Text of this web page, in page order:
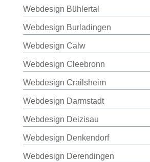
Webdesign Bühlertal
Webdesign Burladingen
Webdesign Calw
Webdesign Cleebronn
Webdesign Crailsheim
Webdesign Darmstadt
Webdesign Deizisau
Webdesign Denkendorf
Webdesign Derendingen